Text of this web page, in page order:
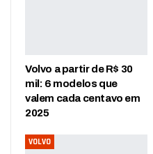
Volvo a partir de R$ 30
mil: 6 modelos que
valem cada centavo em
2025
VOLVO